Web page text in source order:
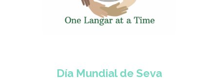
Día Mundial de Seva